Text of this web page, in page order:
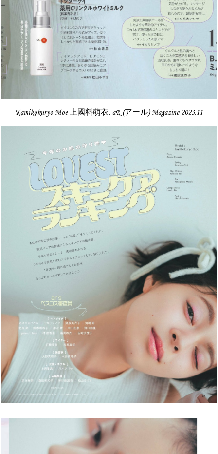
Kamikokuryo Moe 上國料萌衣, aR (アール) Magazine 2023.11